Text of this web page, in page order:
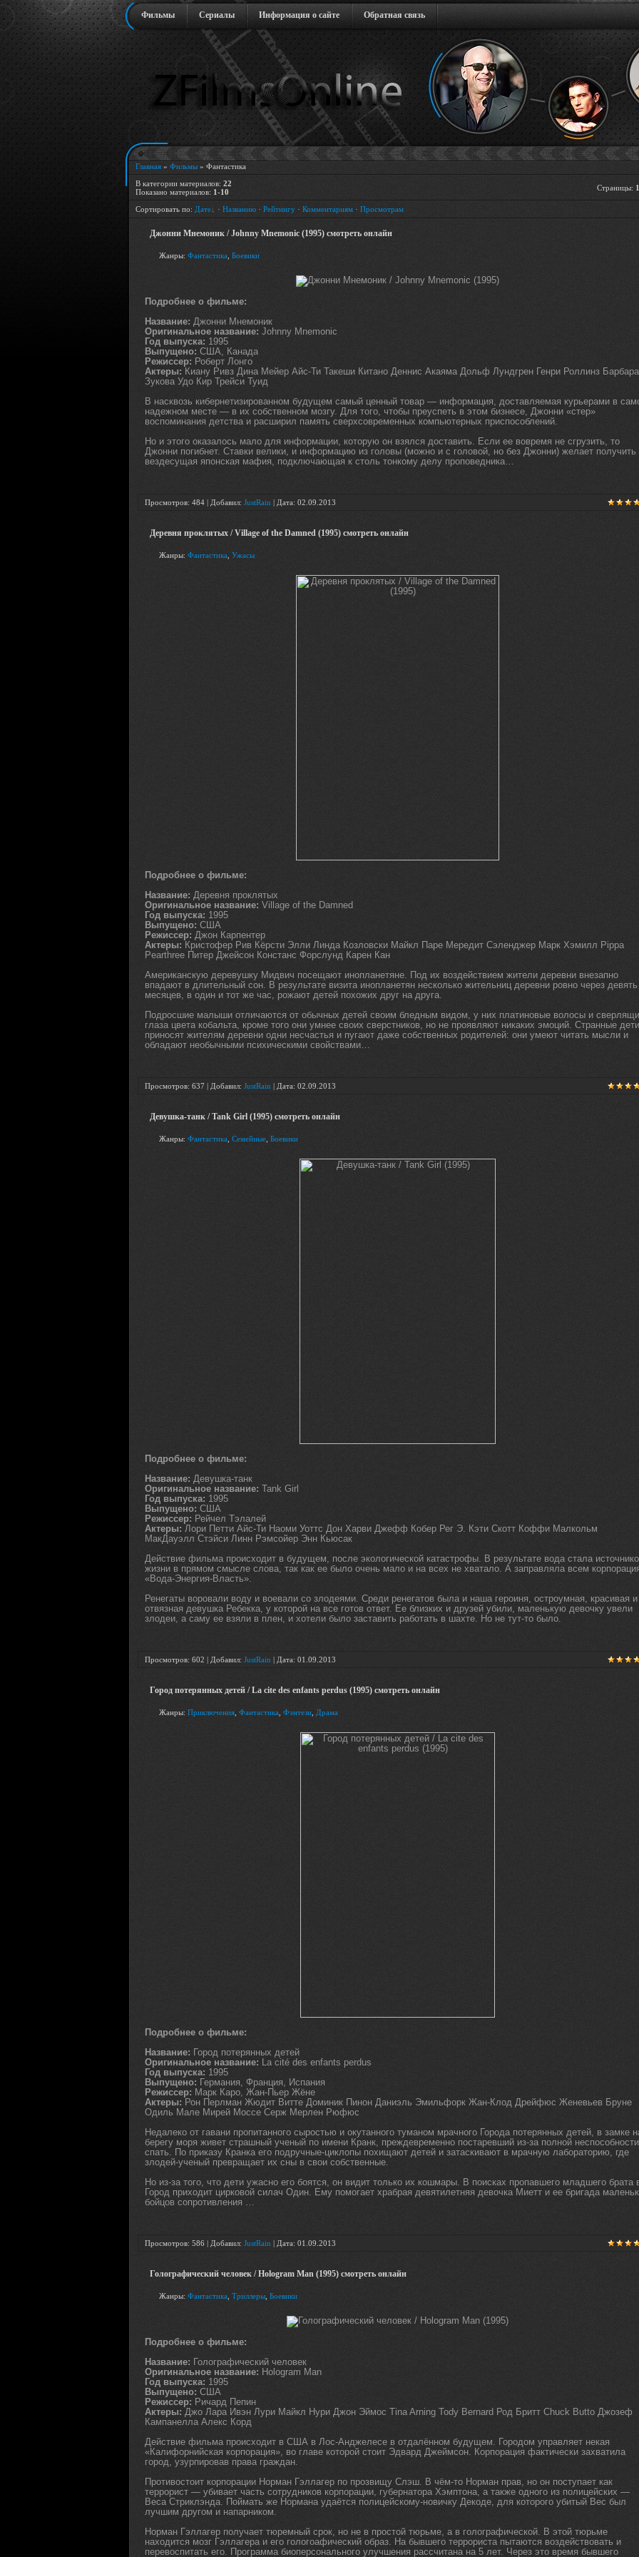
Фильмы Сериалы Информация о сайте Обратная связь
Главная » Фильмы » Фантастика
В категории материалов: 22
Показано материалов: 1-10 Страницы: 1
Сортировать по: Дате · Названию · Рейтингу · Комментариям · Просмотрам
Джонни Мнемоник / Johnny Mnemonic (1995) смотреть онлайн
Жанры: Фантастика Боевики
Подробнее о фильме:
Название: Джонни Мнемоник
Оригинальное название: Johnny Mnemonic
Год выпуска: 1995
Выпущено: США, Канада
Режиссер: Роберт Лонго
Актеры: Киану Ривз Дина Мейер Айс-Ти Такеши Китано Деннис Акаяма Дольф Лундгрен Генри Роллинз Барбара
Зукова Удо Кир Трейси Туид
В насквозь кибернетизированном будущем самый ценный товар — информация, доставляемая курьерами в
надежном месте — в их собственном мозгу. Для того, чтобы преуспеть в этом бизнесе, Джонни «стер»
воспоминания детства и расширил память сверхсовременных компьютерных приспособлений.
Но и этого оказалось мало для информации, которую он взялся доставить. Если ее вовремя не сгрузить, то
Джонни погибнет. Ставки велики, и информацию из головы (можно и с головой, но без Джонни) желает получить
вездесущая японская мафия, подключающая к столь тонкому делу проповедника…
Просмотров: 484 | Добавил: JustRain | Дата: 02.09.2013
Деревня проклятых / Village of the Damned (1995) смотреть онлайн
Жанры: Фантастика Ужасы
Подробнее о фильме:
Название: Деревня проклятых
Оригинальное название: Village of the Damned
Год выпуска: 1995
Выпущено: США
Режиссер: Джон Карпентер
Актеры: Кристофер Рив Кёрсти Элли Линда Козловски Майкл Паре Мередит Сэленджер Марк Хэмилл Pippa
Pearthree Питер Джейсон Констанс Форслунд Карен Кан
Американскую деревушку Мидвич посещают инопланетяне. Под их воздействием жители деревни внезапно
впадают в длительный сон. В результате визита инопланетян несколько жительниц деревни ровно через девять
месяцев, в один и тот же час, рожают детей похожих друг на друга.
Подросшие малыши отличаются от обычных детей своим бледным видом, у них платиновые волосы и
глаза цвета кобальта, кроме того они умнее своих сверстников, но не проявляют никаких эмоций. Странные дети
приносят жителям деревни одни несчастья и пугают даже собственных родителей: они умеют читать мысли и
обладают необычными психическими свойствами…
Просмотров: 637 | Добавил: JustRain | Дата: 02.09.2013
Девушка-танк / Tank Girl (1995) смотреть онлайн
Жанры: Фантастика Семейные Боевики
Подробнее о фильме:
Название: Девушка-танк
Оригинальное название: Tank Girl
Год выпуска: 1995
Выпущено: США
Режиссер: Рейчел Тэлалей
Актеры: Лори Петти Айс-Ти Наоми Уоттс Дон Харви Джефф Кобер Рег Э. Кэти Скотт Коффи Малкольм
МакДауэлл Стэйси Линн Рэмсойер Энн Кьюсак
Действие фильма происходит в будущем, после экологической катастрофы. В результате вода стала
жизни в прямом смысле слова, так как ее было очень мало и на всех не хватало. А заправляла всем
«Вода-Энергия-Власть».
Ренегаты воровали воду и воевали со злодеями. Среди ренегатов была и наша героиня, остроумная, красивая и
отвязная девушка Ребекка, у которой на все готов ответ. Ее близких и друзей убили, маленькую девочку увели
злодеи, а саму ее взяли в плен, и хотели было заставить работать в шахте. Но не тут-то было.
Просмотров: 602 | Добавил: JustRain | Дата: 01.09.2013
Город потерянных детей / La cite des enfants perdus (1995) смотреть онлайн
Жанры: Приключения Фантастика Фэнтези Драма
Подробнее о фильме:
Название: Город потерянных детей
Оригинальное название: La cité des enfants perdus
Год выпуска: 1995
Выпущено: Германия, Франция, Испания
Режиссер: Марк Каро, Жан-Пьер Жёне
Актеры: Рон Перлман Жюдит Витте Доминик Пинон Даниэль Эмильфорк Жан-Клод Дрейфюс Женевьев Бруне
Одиль Мале Мирей Моссе Серж Мерлен Рюфюс
Недалеко от гавани пропитанного сыростью и окутанного туманом мрачного Города потерянных детей, в замке
берегу моря живет страшный ученый по имени Кранк, преждевременно постаревший из-за полной неспособности
спать. По приказу Кранка его подручные-циклопы похищают детей и затаскивают в мрачную лабораторию, где
злодей-ученый превращает их сны в свои собственные.
Но из-за того, что дети ужасно его боятся, он видит только их кошмары. В поисках пропавшего младшего брата
Город приходит цирковой силач Один. Ему помогает храбрая девятилетняя девочка Миетт и ее бригада
бойцов сопротивления …
Просмотров: 586 | Добавил: JustRain | Дата: 01.09.2013
Голографический человек / Hologram Man (1995) смотреть онлайн
Жанры: Фантастика Триллеры Боевики
Подробнее о фильме:
Название: Голографический человек
Оригинальное название: Hologram Man
Год выпуска: 1995
Выпущено: США
Режиссер: Ричард Пепин
Актеры: Джо Лара Ивэн Лури Майкл Нури Джон Эймос Tina Arning Tody Bernard Род Бритт Chuck Butto Джозеф
Кампанелла Алекс Корд
Действие фильма происходит в США в Лос-Анджелесе в отдалённом будущем. Городом управляет некая
«Калифорнийская корпорация», во главе которой стоит Эдвард Джеймсон. Корпорация фактически захватила
город, узурпировав права граждан.
Противостоит корпорации Норман Гэллагер по прозвищу Слэш. В чём-то Норман прав, но он поступает как
террорист — убивает часть сотрудников корпорации, губернатора Хэмптона, а также одного из полицейских —
Веса Стриклэнда. Поймать же Нормана удаётся полицейскому-новичку Декоде, для которого убитый Вес был
лучшим другом и напарником.
Норман Гэллагер получает тюремный срок, но не в простой тюрьме, а в голографической. В этой тюрьме
находится мозг Гэллагера и его гологоафический образ. На бывшего террориста пытаются воздействовать и
перевоспитать его. Программа биоперсонального улучшения рассчитана на 5 лет. Через это время бывшего